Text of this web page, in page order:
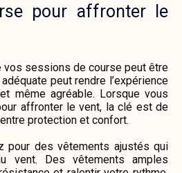
pour affronter le
sessions de course peut être
peut rendre l’expérience
même agréable. Lorsque vous
affronter le vent, la clé est de
protection et confort.
pour des vêtements ajustés qui
vent. Des vêtements amples